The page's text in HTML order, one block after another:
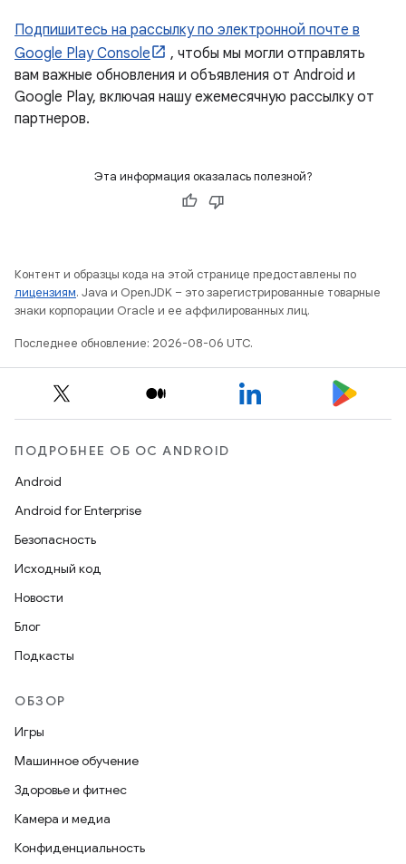
Подпишитесь на рассылку по электронной почте в
Google Play Console
, чтобы мы могли отправлять
вам важные обновления и объявления от Android и
Google Play, включая нашу ежемесячную рассылку от
партнеров.
Эта информация оказалась полезной?
Контент и образцы кода на этой странице предоставлены по
лицензиям. Java и OpenJDK – это зарегистрированные товарные
знаки корпорации Oracle и ее аффилированных лиц.
Последнее обновление: 2026-08-06 UTC.
ПОДРОБНЕЕ ОБ ОС ANDROID
Android
Android for Enterprise
Безопасность
Исходный код
Новости
Блог
Подкасты
ОБЗОР
Игры
Машинное обучение
Здоровье и фитнес
Камера и медиа
Конфиденциальность